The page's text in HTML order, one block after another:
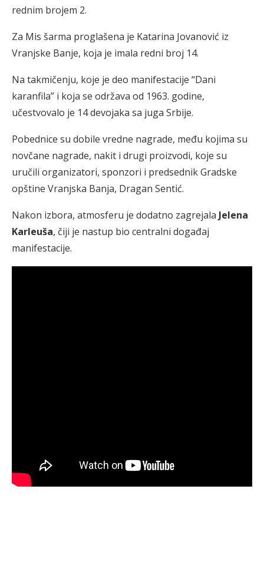
rednim brojem 2.
Za Mis šarma proglašena je Katarina Jovanović iz
Vranjske Banje, koja je imala redni broj 14.
Na takmičenju, koje je deo manifestacije “Dani
karanfila” i koja se održava od 1963. godine,
učestvovalo je 14 devojaka sa juga Srbije.
Pobednice su dobile vredne nagrade, među kojima su
novčane nagrade, nakit i drugi proizvodi, koje su
uručili organizatori, sponzori i predsednik Gradske
opštine Vranjska Banja, Dragan Sentić.
Nakon izbora, atmosferu je dodatno zagrejala Jelena
Karleuša, čiji je nastup bio centralni događaj
manifestacije.